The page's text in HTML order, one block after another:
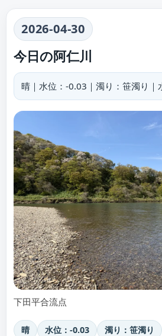
2026-04-30
今日の阿仁川
晴｜水位：-0.03｜濁り：笹濁り
下田平合流点
晴 水位：-0.03 濁り：笹濁り